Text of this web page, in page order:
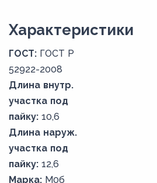
Xарактеристики
ГОСТ: ГОСТ Р
52922-2008
Длина внутр.
участка под
пайку: 10,6
Длина наруж.
участка под
пайку: 12,6
Марка: М0б